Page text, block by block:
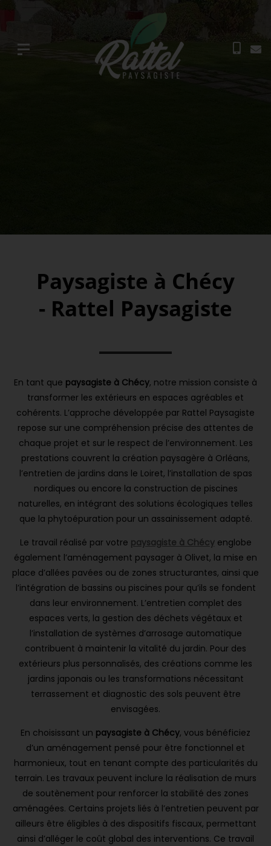
Paysagiste à Chécy
- Rattel Paysagiste
En tant que paysagiste à Chécy, notre mission consiste à
transformer les extérieurs en espaces agréables et
cohérents. L’approche développée par Rattel Paysagiste
repose sur une compréhension précise des attentes de
chaque projet et sur le respect de l’environnement. Les
prestations couvrent la création paysagère à Orléans,
l’entretien de jardins dans le Loiret, l’installation de spas
nordiques ou encore la construction de piscines
naturelles, en intégrant des solutions écologiques telles
que la phytoépuration pour un assainissement adapté.
Le travail réalisé par votre paysagiste à Chécyenglobe
également l’aménagement paysager à Olivet, la mise en
place d’allées pavées ou de zones structurantes, ainsi que
l’intégration de bassins ou piscines pour qu’ils se fondent
dans leur environnement. L’entretien complet des
espaces verts, la gestion des déchets végétaux et
l’installation de systèmes d’arrosage automatique
contribuent à maintenir la vitalité du jardin. Pour des
extérieurs plus personnalisés, des créations comme les
jardins japonais ou les transformations nécessitant
terrassement et diagnostic des sols peuvent être
envisagées.
En choisissant un paysagiste à Chécy, vous bénéficiez
d’un aménagement pensé pour être fonctionnel et
harmonieux, tout en tenant compte des particularités du
terrain. Les travaux peuvent inclure la réalisation de murs
de soutènement pour renforcer la stabilité des zones
aménagées. Certains projets liés à l’entretien peuvent par
ailleurs être éligibles à des dispositifs fiscaux, permettant
ainsi d’alléger le coût global des interventions. Ce travail